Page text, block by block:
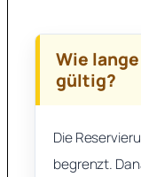
Wie
gültig?
Die
begrenzt.